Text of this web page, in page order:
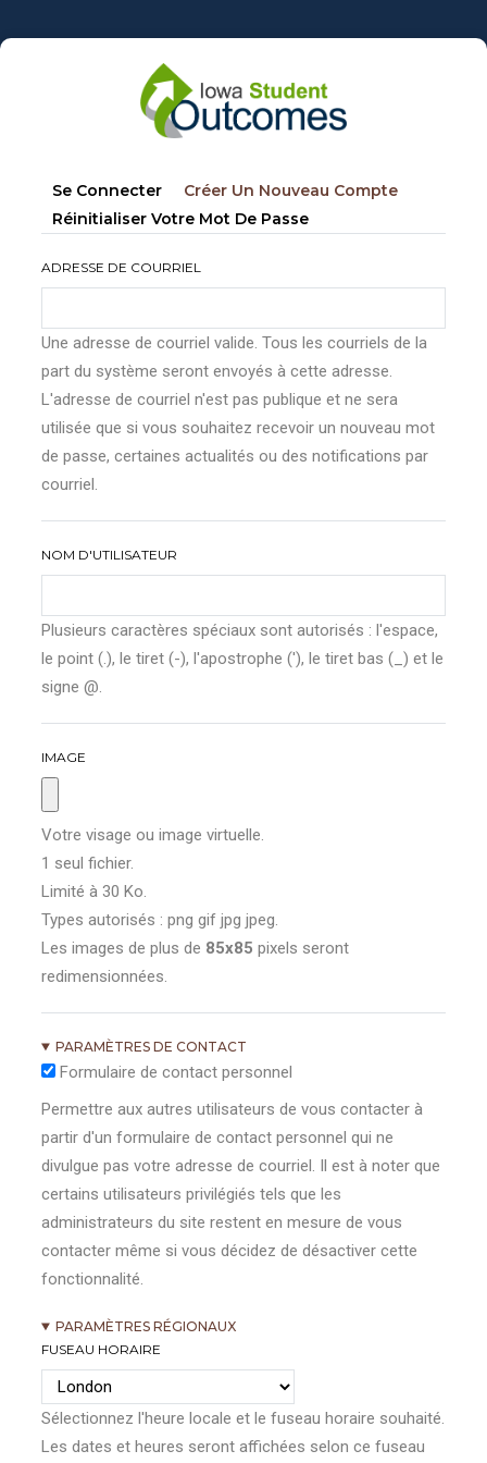
au
Onglets
principaux
Se Connecter Créer Un Nouveau Compte
Réinitialiser Votre Mot De Passe
ADRESSE DE COURRIEL
Une adresse de courriel valide. Tous les courriels de la
part du système seront envoyés à cette adresse.
L'adresse de courriel n'est pas publique et ne sera
utilisée que si vous souhaitez recevoir un nouveau mot
de passe, certaines actualités ou des notifications par
courriel.
NOM D'UTILISATEUR
Plusieurs caractères spéciaux sont autorisés : l'espace,
le point (.), le tiret (-), l'apostrophe ('), le tiret bas (_) et le
signe @.
IMAGE
Votre visage ou image virtuelle.
1 seul fichier.
Limité à 30 Ko.
Types autorisés : png gif jpg jpeg.
Les images de plus de 85x85 pixels seront
redimensionnées.
PARAMÈTRES DE CONTACT
Formulaire de contact personnel
Permettre aux autres utilisateurs de vous contacter à
partir d'un formulaire de contact personnel qui ne
divulgue pas votre adresse de courriel. Il est à noter que
certains utilisateurs privilégiés tels que les
administrateurs du site restent en mesure de vous
contacter même si vous décidez de désactiver cette
fonctionnalité.
PARAMÈTRES RÉGIONAUX
FUSEAU HORAIRE
Sélectionnez l'heure locale et le fuseau horaire souhaité.
Les dates et heures seront affichées selon ce fuseau